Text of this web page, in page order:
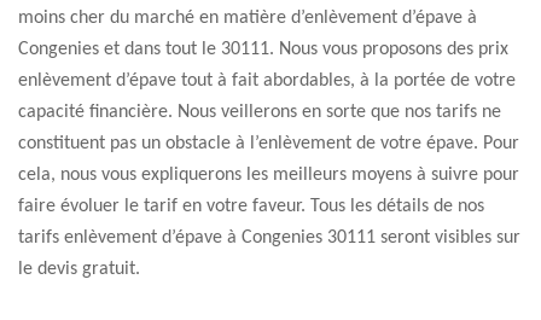
moins cher du marché en matière d’enlèvement d’épave à
Congenies et dans tout le 30111. Nous vous proposons des prix
enlèvement d’épave tout à fait abordables, à la portée de votre
capacité financière. Nous veillerons en sorte que nos tarifs ne
constituent pas un obstacle à l’enlèvement de votre épave. Pour
cela, nous vous expliquerons les meilleurs moyens à suivre pour
faire évoluer le tarif en votre faveur. Tous les détails de nos
tarifs enlèvement d’épave à Congenies 30111 seront visibles sur
le devis gratuit.